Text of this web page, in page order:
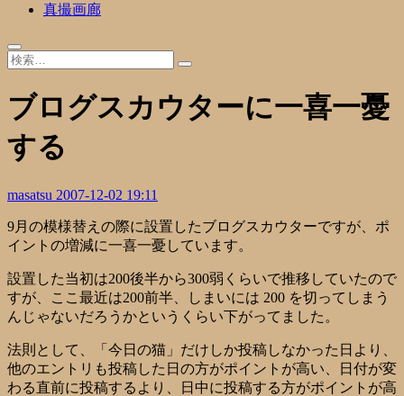
真撮画廊
ブログスカウターに一喜一憂
する
masatsu 2007-12-02 19:11
9月の模様替えの際に設置したブログスカウターですが、ポ
イントの増減に一喜一憂しています。
設置した当初は200後半から300弱くらいで推移していたので
すが、ここ最近は200前半、しまいには 200 を切ってしまう
んじゃないだろうかというくらい下がってました。
法則として、「今日の猫」だけしか投稿しなかった日より、
他のエントリも投稿した日の方がポイントが高い、日付が変
わる直前に投稿するより、日中に投稿する方がポイントが高